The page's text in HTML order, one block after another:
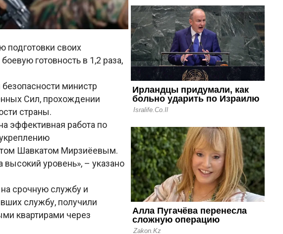
подготовки своих
готовность в 1,2 раза,
министр
Сил, прохождении
страны.
эффективная работа по
Шавкатом Мирзиёевым.
высокий уровень», – указано
срочную службу и
службу, получили
квартирами через